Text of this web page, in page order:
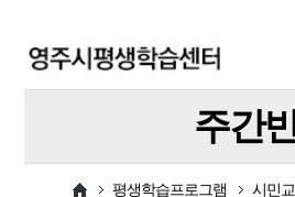
주간
평생학습프로그램 시민